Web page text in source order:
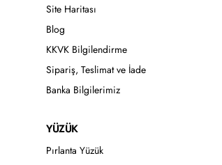
Site Haritası
Blog
KKVK Bilgilendirme
Sipariş, Teslimat ve İade
Banka Bilgilerimiz
YÜZÜK
Pırlanta Yüzük